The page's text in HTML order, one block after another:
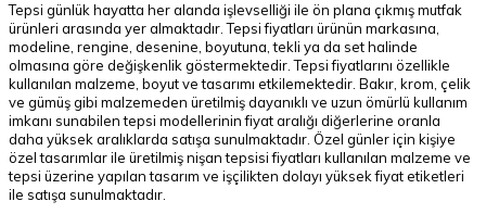
Tepsi günlük hayatta her alanda işlevselliği ile ön plana çıkmış mutfak
ürünleri arasında yer almaktadır. Tepsi fiyatları ürünün markasına,
modeline, rengine, desenine, boyutuna, tekli ya da set halinde
olmasına göre değişkenlik göstermektedir. Tepsi fiyatlarını özellikle
kullanılan malzeme, boyut ve tasarımı etkilemektedir. Bakır, krom, çelik
ve gümüş gibi malzemeden üretilmiş dayanıklı ve uzun ömürlü kullanım
imkanı sunabilen tepsi modellerinin fiyat aralığı diğerlerine oranla
daha yüksek aralıklarda satışa sunulmaktadır. Özel günler için kişiye
özel tasarımlar ile üretilmiş nişan tepsisi fiyatları kullanılan malzeme ve
tepsi üzerine yapılan tasarım ve işçilikten dolayı yüksek fiyat etiketleri
ile satışa sunulmaktadır.